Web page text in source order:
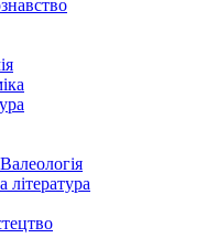
література